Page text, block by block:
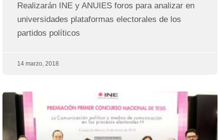
Realizarán INE y ANUIES foros para analizar en
universidades plataformas electorales de los
partidos políticos
14 marzo, 2018